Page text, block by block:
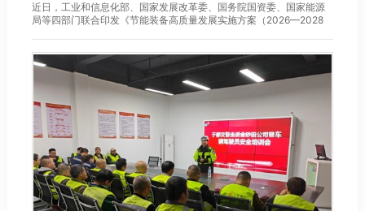
近日，工业和信息化部、国家发展改革委、国务院国资委、国家能源
局等四部门联合印发《节能装备高质量发展实施方案（2026—2028